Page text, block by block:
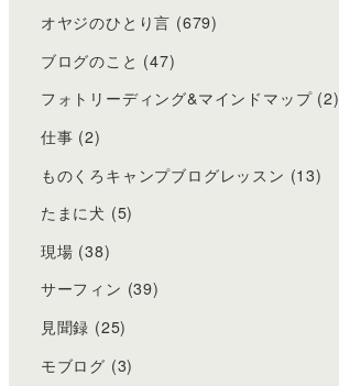
オヤジのひとり言 (679)
ブログのこと (47)
フォトリーディング&マインドマップ(2)
仕事 (2)
ものくろキャンプブログレッスン (13)
たまに犬 (5)
現場 (38)
サーフィン (39)
見聞録 (25)
モブログ (3)